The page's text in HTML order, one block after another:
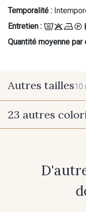
Temporalité :
Entretien :
Quantité moyenne par
Autres tailles10
10 mm
23 autres